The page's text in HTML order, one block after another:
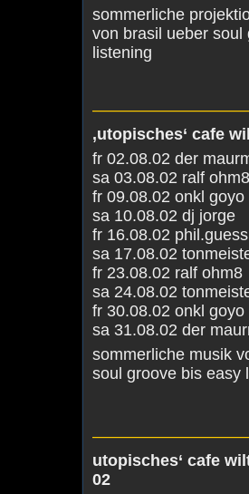
sommerliche
von brasil ueber soul
listening
‚utopisches‘ cafe
fr 02.08.02 der
sa 03.08.02 ralf ohm8
fr 09.08.02 onkl goyo
sa 10.08.02 dj jorge
fr 16.08.02 phil.guess
sa 17.08.02
fr 23.08.02 ralf ohm8
sa 24.08.02
fr 30.08.02 onkl goyo
sa 31.08.02 der
sommerliche musik
soul groove bis easy
utopisches‘ cafe
02